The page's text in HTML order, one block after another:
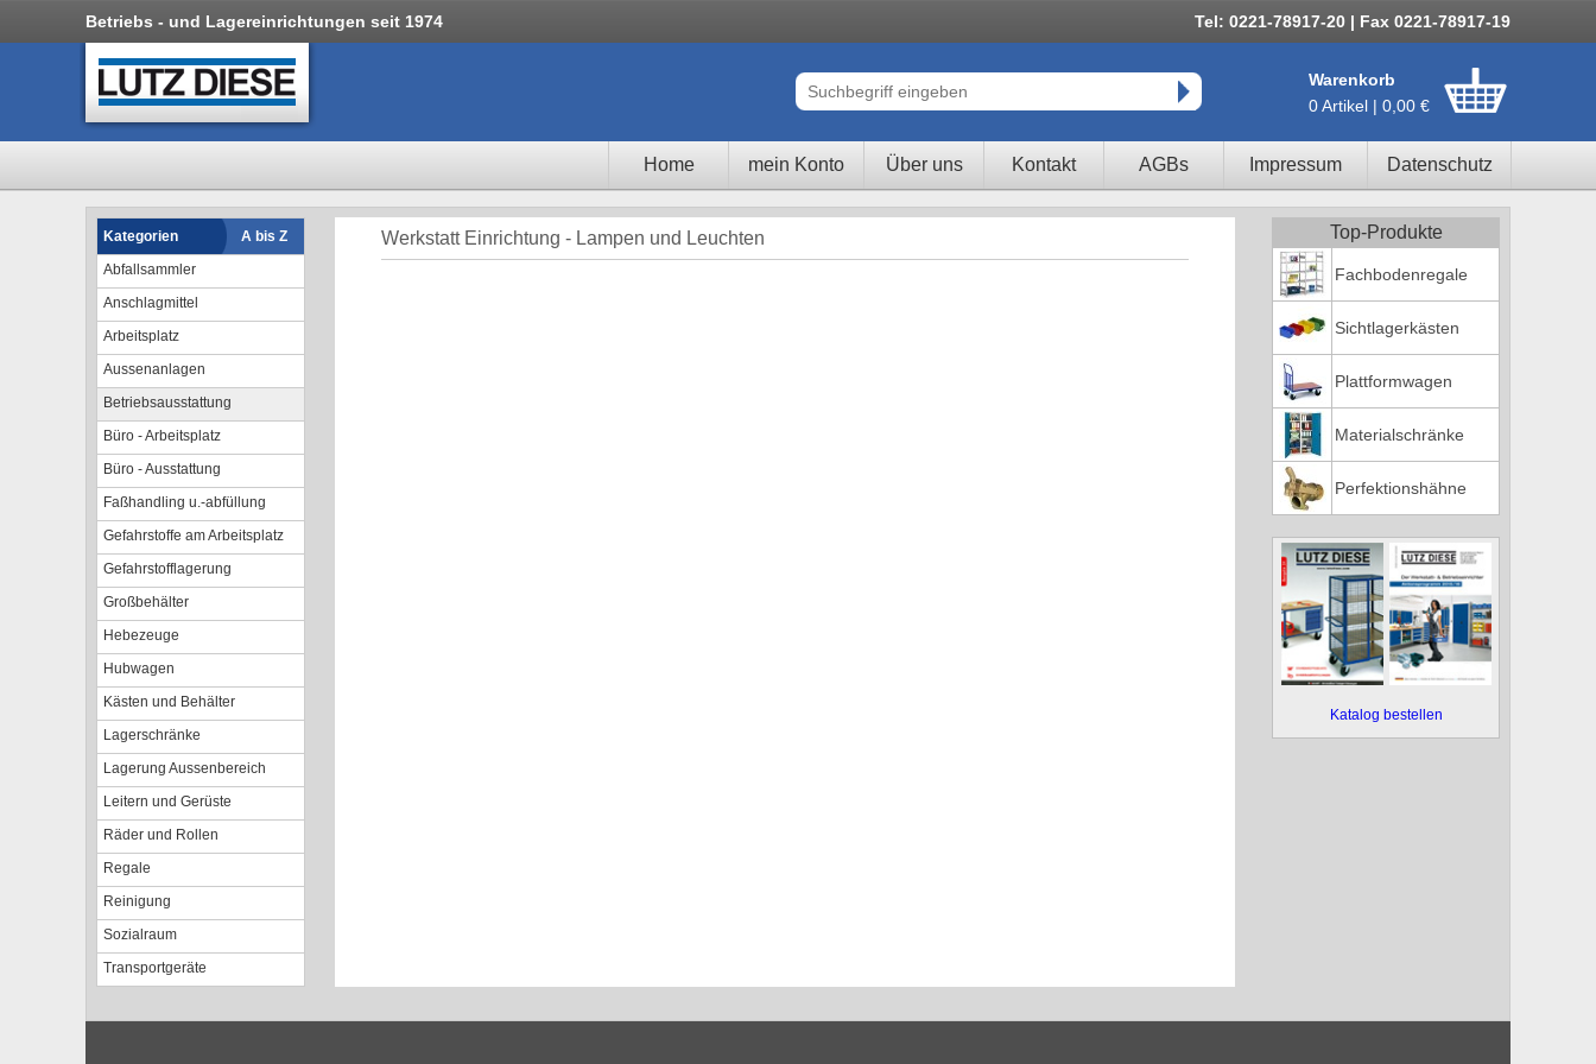
Betriebs - und Lagereinrichtungen seit 1974 Tel: 0221-78917-20 | Fax 0221-78917-19
Warenkorb
0 Artikel | 0,00 €
Home mein Konto Über uns Kontakt AGBs Impressum Datenschutz
Kategorien
A bis Z
Abfallsammler
Anschlagmittel
Arbeitsplatz
Aussenanlagen
Betriebsausstattung
Büro - Arbeitsplatz
Büro - Ausstattung
Faßhandling u.-abfüllung
Gefahrstoffe am Arbeitsplatz
Gefahrstofflagerung
Großbehälter
Hebezeuge
Hubwagen
Kästen und Behälter
Lagerschränke
Lagerung Aussenbereich
Leitern und Gerüste
Räder und Rollen
Regale
Reinigung
Sozialraum
Transportgeräte
Werkstatt Einrichtung - Lampen und Leuchten Top-Produkte
Fachbodenregale
Sichtlagerkästen
Plattformwagen
Materialschränke
Perfektionshähne
Katalog bestellen